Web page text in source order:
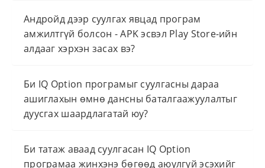
Андройд дээр суулгах явцад програм
амжилтгүй болсон - APK эсвэл Play Store-ийн
алдааг хэрхэн засах вэ?
Би IQ Option програмыг суулгасны дараа
ашиглахын өмнө дансны баталгаажуулалтыг
дуусгах шаардлагатай юу?
Би татаж аваад суулгасан IQ Option
програмаа жинхэнэ бөгөөд аюулгүй эсэхийг